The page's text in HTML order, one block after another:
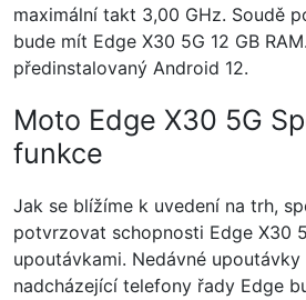
maximální takt 3,00 GHz. Soudě
bude mít Edge X30 5G 12 GB
předinstalovaný Android 12.
Moto Edge X30 5G
funkce
Jak se blížíme k uvedení na trh,
potvrzovat schopnosti Edge X30
upoutávkami. Nedávné
nadcházející telefony řady Edge